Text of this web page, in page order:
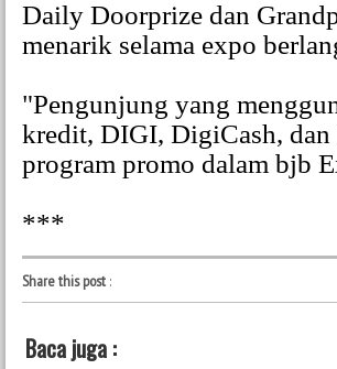
Daily Doorprize dan
menarik selama expo
"Pengunjung yang
kredit, DIGI, DigiCash,
program promo dalam bjb
***
Share this post:
Baca juga :